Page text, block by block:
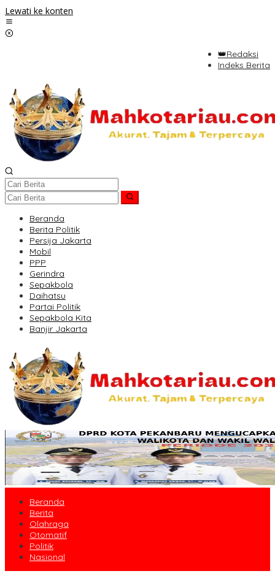
Lewati ke konten
👑Redaksi
Indeks Berita
Beranda
Berita Politik
Persija Jakarta
Mobil
PPP
Gerindra
Sepakbola
Daihatsu
Partai Politik
Sepakbola Kita
Banjir Jakarta
Beranda
Berita
Olahraga
Otomatif
Politik
Nasional